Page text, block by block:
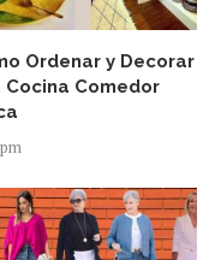
Ordenar y Decorar
Cocina Comedor